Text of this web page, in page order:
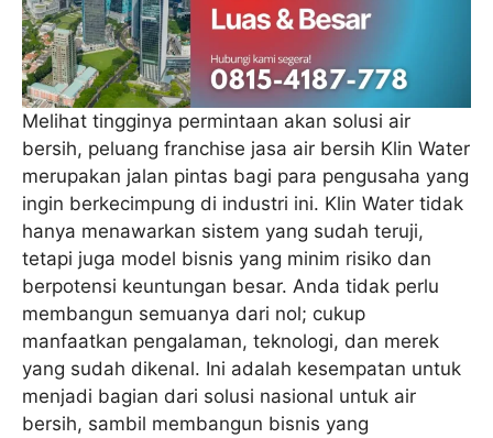
Melihat tingginya permintaan akan solusi air
bersih, peluang franchise jasa air bersih Klin Water
merupakan jalan pintas bagi para pengusaha yang
ingin berkecimpung di industri ini. Klin Water tidak
hanya menawarkan sistem yang sudah teruji,
tetapi juga model bisnis yang minim risiko dan
berpotensi keuntungan besar. Anda tidak perlu
membangun semuanya dari nol; cukup
manfaatkan pengalaman, teknologi, dan merek
yang sudah dikenal. Ini adalah kesempatan untuk
menjadi bagian dari solusi nasional untuk air
bersih, sambil membangun bisnis yang